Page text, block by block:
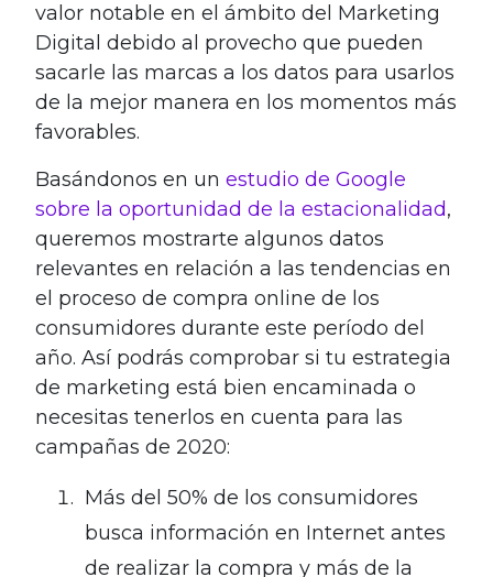
valor notable en el ámbito del Marketing
Digital debido al provecho que pueden
sacarle las marcas a los datos para usarlos
de la mejor manera en los momentos más
favorables.
Basándonos en un estudio de Google
sobre la oportunidad de la estacionalidad,
queremos mostrarte algunos datos
relevantes en relación a las tendencias en
el proceso de compra online de los
consumidores durante este período del
año. Así podrás comprobar si tu estrategia
de marketing está bien encaminada o
necesitas tenerlos en cuenta para las
campañas de 2020:
Más del 50% de los consumidores
busca información en Internet antes
de realizar la compra y más de la